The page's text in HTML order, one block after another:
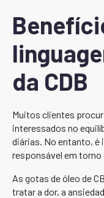
da CDB
Muitos clientes
interessados no
diárias. No entanto, é
responsável em torno
As gotas de óleo de
tratar a dor, a